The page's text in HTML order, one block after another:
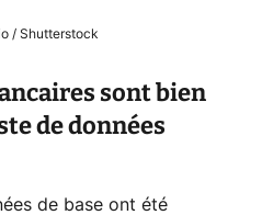
/ Shutterstock
sont bien
de données
de base ont été